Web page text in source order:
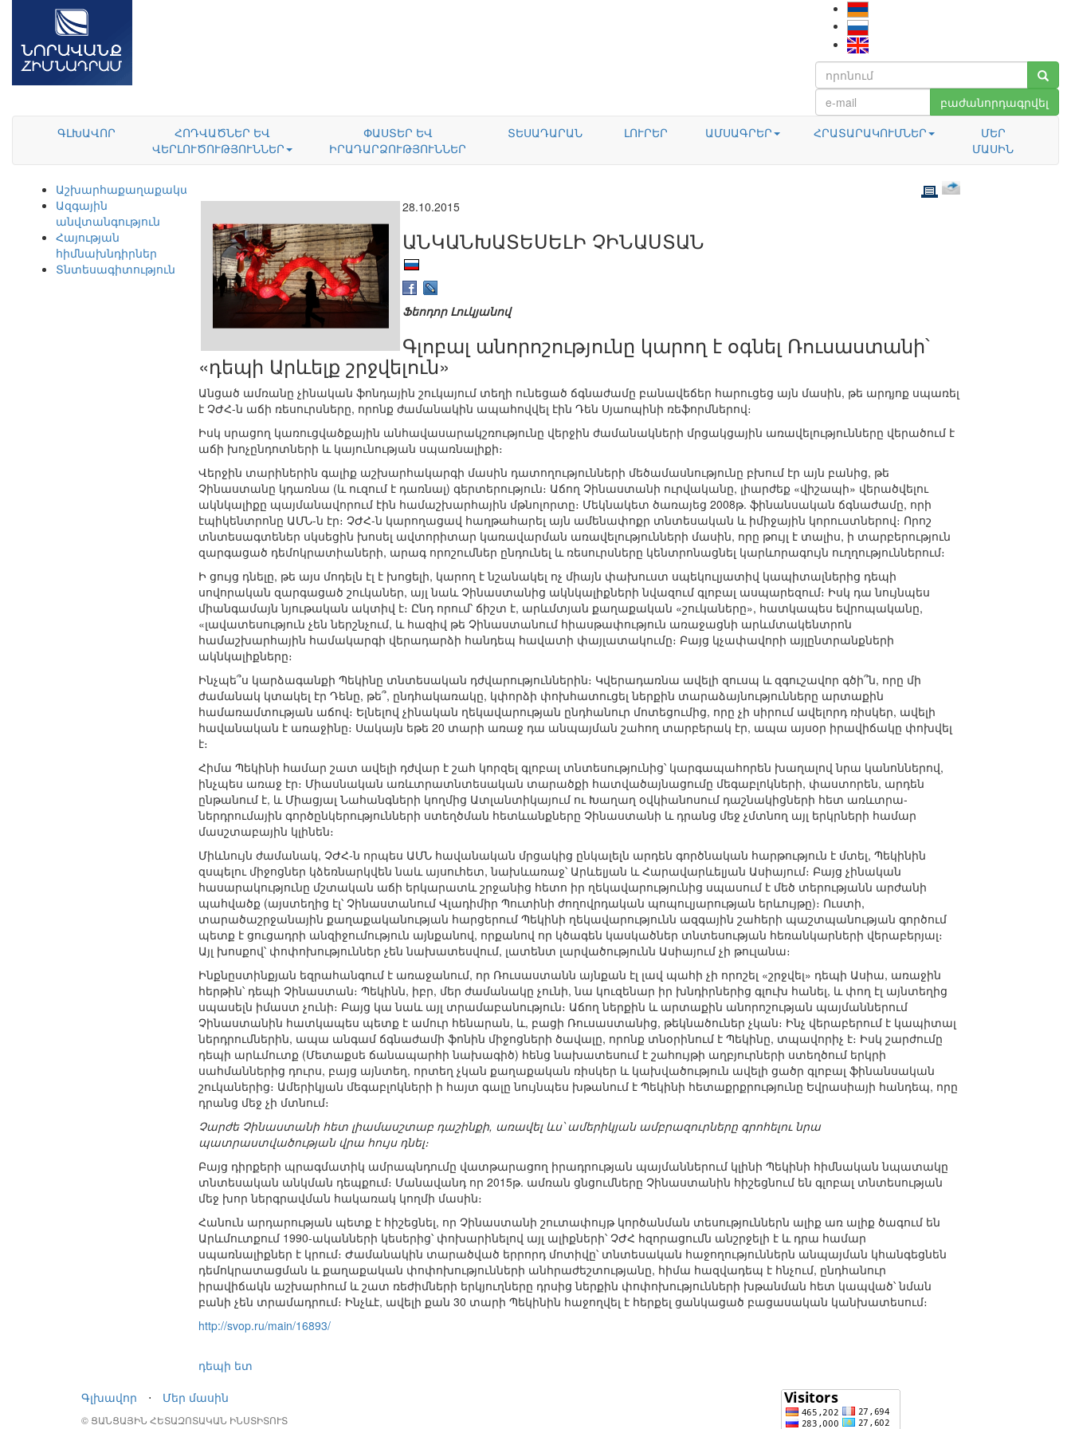
բաժանորդագրվել
ԳԼԽԱՎՈՐ
ՀՈԴՎԱԾՆԵՐ ԵՎ
ՎԵՐԼՈՒԾՈՒԹՅՈՒՆՆԵՐ
ՓԱՍՏԵՐ ԵՎ
ԻՐԱԴԱՐՁՈՒԹՅՈՒՆՆԵՐ
ՏԵՍԱԴԱՐԱՆ ԼՈՒՐԵՐ ԱՄՍԱԳՐԵՐ ՀՐԱՏԱՐԱԿՈՒՄՆԵՐ
ՄԵՐ
ՄԱՍԻՆ
Աշխարհաքաղաքականություն
Ազգային
անվտանգություն
Հայության
հիմնախնդիրներ
Տնտեսագիտություն
28.10.2015
ԱՆԿԱՆԽԱՏԵՍԵԼԻ ՉԻՆԱՍՏԱՆ
Ֆեոդոր Լուկյանով
Գլոբալ անորոշությունը կարող է օգնել Ռուսաստանի՝
«դեպի Արևելք շրջվելուն»
Անցած ամռանը չինական ֆոնդային շուկայում տեղի ունեցած ճգնաժամը բանավեճեր հարուցեց այն մասին, թե արդյոք սպառել
է ՉԺՀ-ն աճի ռեսուրսները, որոնք ժամանակին ապահովվել էին Դեն Սյաոպինի ռեֆորմներով։
Իսկ սրացող կառուցվածքային անհավասարակշռությունը վերջին ժամանակների մրցակցային առավելությունները վերածում է
աճի խոչընդոտների և կայունության սպառնալիքի։
Վերջին տարիներին գալիք աշխարհակարգի մասին դատողությունների մեծամասնությունը բխում էր այն բանից, թե
Չինաստանը կդառնա (և ուզում է դառնալ) գերտերություն։ Աճող Չինաստանի ուրվականը, լիարժեք «վիշապի» վերածվելու
ակնկալիքը պայմանավորում էին համաշխարհային մթնոլորտը։ Մեկնակետ ծառայեց 2008թ. ֆինանսական ճգնաժամը, որի
էպիկենտրոնը ԱՄՆ-ն էր։ ՉԺՀ-ն կարողացավ հաղթահարել այն ամենափոքր տնտեսական և իմիջային կորուստներով։ Որոշ
տնտեսագտեներ սկսեցին խոսել ավտորիտար կառավարման առավելությունների մասին, որը թույլ է տալիս, ի տարբերություն
զարգացած դեմոկրատիաների, արագ որոշումներ ընդունել և ռեսուրսները կենտրոնացնել կարևորագույն ուղղություններում։
Ի ցույց դնելը, թե այս մոդելն էլ է խոցելի, կարող է նշանակել ոչ միայն փախուստ սպեկուլյատիվ կապիտալներից դեպի
սովորական զարգացած շուկաներ, այլ նաև Չինաստանից ակնկալիքների նվազում գլոբալ ասպարեզում։ Իսկ դա նույնպես
միանգամայն նյութական ակտիվ է։ Ընդ որում՝ ճիշտ է, արևմտյան քաղաքական «շուկաները», հատկապես եվրոպականը,
«լավատեսություն չեն ներշնչում, և հազիվ թե Չինաստանում հիասթափություն առաջացնի արևմտակենտրոն
համաշխարհային համակարգի վերադարձի հանդեպ հավատի փայլատակումը։ Բայց կչափավորի այլընտրանքների
ակնկալիքները։
Ինչպե՞ս կարձագանքի Պեկինը տնտեսական դժվարություններին։ Կվերադառնա ավելի զուսպ և զգուշավոր գծի՞ն, որը մի
ժամանակ կտակել էր Դենը, թե՞, ընդհակառակը, կփորձի փոխհատուցել ներքին տարաձայնությունները արտաքին
համառամտության աճով։ Ելնելով չինական ղեկավարության ընդհանուր մոտեցումից, որը չի սիրում ավելորդ ռիսկեր, ավելի
հավանական է առաջինը։ Սակայն եթե 20 տարի առաջ դա անպայման շահող տարբերակ էր, ապա այսօր իրավիճակը փոխվել
է։
Հիմա Պեկինի համար շատ ավելի դժվար է շահ կորզել գլոբալ տնտեսությունից՝ կարգապահորեն խաղալով նրա կանոններով,
ինչպես առաջ էր։ Միասնական առևտրատնտեսական տարածքի հատվածայնացումը մեգաբլոկների, փաստորեն, արդեն
ընթանում է, և Միացյալ Նահանգների կողմից Ատլանտիկայում ու Խաղաղ օվկիանոսում դաշնակիցների հետ առևտրա-
ներդրումային գործընկերությունների ստեղծման հետևանքները Չինաստանի և դրանց մեջ չմտնող այլ երկրների համար
մասշտաբային կլինեն։
Միևնույն ժամանակ, ՉԺՀ-ն որպես ԱՄՆ հավանական մրցակից ընկալելն արդեն գործնական հարթություն է մտել, Պեկինին
զսպելու միջոցներ կձեռնարկվեն նաև այսուհետ, նախևառաջ՝ Արևելյան և Հարավարևելյան Ասիայում։ Բայց չինական
հասարակությունը մշտական աճի երկարատև շրջանից հետո իր ղեկավարությունից սպասում է մեծ տերությանն արժանի
պահվածք (այստեղից էլ՝ Չինաստանում Վլադիմիր Պուտինի ժողովրդական պոպուլյարության երևույթը)։ Ուստի,
տարածաշրջանային քաղաքականության հարցերում Պեկինի ղեկավարությունն ազգային շահերի պաշտպանության գործում
պետք է ցուցադրի անզիջումություն այնքանով, որքանով որ կծագեն կասկածներ տնտեսության հեռանկարների վերաբերյալ։
Այլ խոսքով՝ փոփոխություններ չեն նախատեսվում, լատենտ լարվածությունն Ասիայում չի թուլանա։
Ինքնըստինքյան եզրահանգում է առաջանում, որ Ռուսաստանն այնքան էլ լավ պահի չի որոշել «շրջվել» դեպի Ասիա, առաջին
հերթին՝ դեպի Չինաստան։ Պեկինն, իբր, մեր ժամանակը չունի, նա կուզենար իր խնդիրներից գլուխ հանել, և փող էլ այնտեղից
սպասելն իմաստ չունի։ Բայց կա նաև այլ տրամաբանություն։ Աճող ներքին և արտաքին անորոշության պայմաններում
Չինաստանին հատկապես պետք է ամուր հենարան, և, բացի Ռուսաստանից, թեկնածուներ չկան։ Ինչ վերաբերում է կապիտալ
ներդրումներին, ապա անգամ ճգնաժամի ֆոնին միջոցների ծավալը, որոնք տնօրինում է Պեկինը, տպավորիչ է։ Իսկ շարժումը
դեպի արևմուտք (Մետաքսե ճանապարհի նախագիծ) հենց նախատեսում է շահույթի աղբյուրների ստեղծում երկրի
սահմաններից դուրս, բայց այնտեղ, որտեղ չկան քաղաքական ռիսկեր և կախվածություն ավելի ցածր գլոբալ ֆինանսական
շուկաներից։ Ամերիկյան մեգաբլոկների ի հայտ գալը նույնպես խթանում է Պեկինի հետաքրքրությունը Եվրասիայի հանդեպ, որը
դրանց մեջ չի մտնում։
Չարժե Չինաստանի հետ լիամասշտաբ դաշինքի, առավել ևս՝ ամերիկյան ամբրազուրները գրոհելու նրա
պատրաստվածության վրա հույս դնել։
Բայց դիրքերի պրագմատիկ ամրապնդումը վատթարացող իրադրության պայմաններում կլինի Պեկինի հիմնական նպատակը
տնտեսական անկման դեպքում։ Մանավանդ որ 2015թ. ամռան ցնցումները Չինաստանին հիշեցնում են գլոբալ տնտեսության
մեջ խոր ներգրավման հակառակ կողմի մասին։
Հանուն արդարության պետք է հիշեցնել, որ Չինաստանի շուտափույթ կործանման տեսություններն ալիք առ ալիք ծագում են
Արևմուտքում 1990-ականների կեսերից՝ փոխարինելով այլ ալիքների՝ ՉԺՀ հզորացումն անշրջելի է և դրա համար
սպառնալիքներ է կրում։ Ժամանակին տարածված երրորդ մոտիվը՝ տնտեսական հաջողություններն անպայման կհանգեցնեն
դեմոկրատացման և քաղաքական փոփոխությունների անհրաժեշտությանը, հիմա հազվադեպ է հնչում, ընդհանուր
իրավիճակն աշխարհում և շատ ռեժիմների երկյուղները դրսից ներքին փոփոխությունների խթանման հետ կապված՝ նման
բանի չեն տրամադրում։ Ինչևէ, ավելի քան 30 տարի Պեկինին հաջողվել է հերքել ցանկացած բացասական կանխատեսում։
http://svop.ru/main/16893/
դեպի ետ
Գլխավոր
⋅ Մեր մասին
© ՑԱՆՑԱՅԻՆ ՀԵՏԱԶՈՏԱԿԱՆ ԻՆՍՏԻՏՈՒՏ